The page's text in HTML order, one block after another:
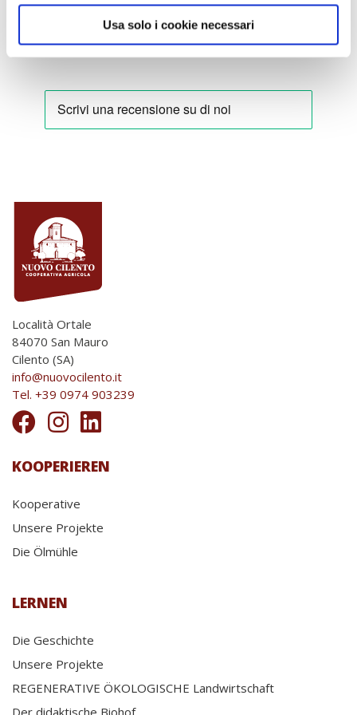
Usa solo i cookie necessari
Località Ortale
84070 San Mauro
Cilento (SA)
info@nuovocilento.it
Tel. +39 0974 903239
KOOPERIEREN
Kooperative
Unsere Projekte
Die Ölmühle
LERNEN
Die Geschichte
Unsere Projekte
REGENERATIVE ÖKOLOGISCHE Landwirtschaft
Der didaktische Biohof